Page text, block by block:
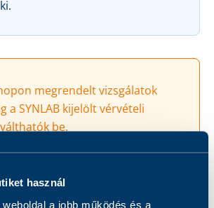
használ
a jobb működés és a
megrendelt vizsgálatok
a SYNLAB kijelölt vérvételi
be.
helyen igénybe vehetők.